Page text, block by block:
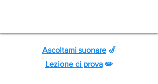
Ascoltami suonare🎷
Lezione di prova✏️